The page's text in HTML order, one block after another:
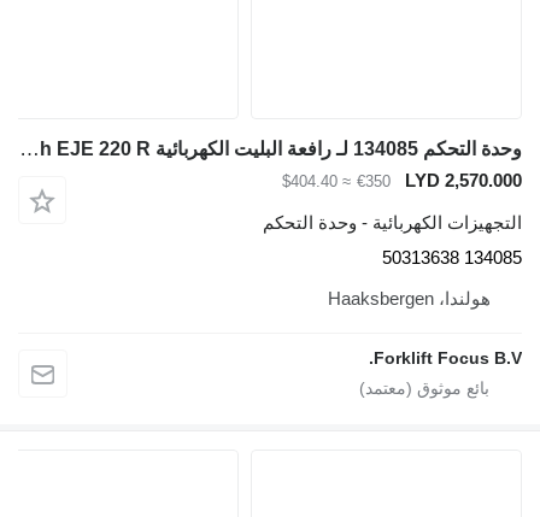
وحدة التحكم 134085 لـ رافعة البليت الكهربائية Jungheinrich EJE 220 R
LYD 2,570.000
€350
≈ $404.40
التجهيزات الكهربائية - وحدة التحكم
134085 50313638
هولندا، Haaksbergen
Forklift Focus B.V.